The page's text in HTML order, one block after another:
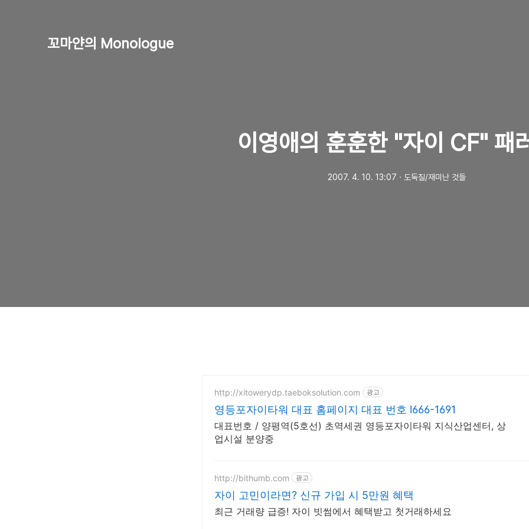
꼬마얀의 Monologue
이영애의 훈훈한 "자이 CF" 패
2007. 4. 10. 13:07 ㆍ 도둑질/재미난 것들
http://xitowerydp.taeboksolution.com 광고
영등포자이타워 대표 홈페이지 대표 번호 l666-1691
대표번호 / 양평역(5호선) 초역세권 영등포자이타워 지식산업센터, 상
업시설 분양중
http://bithumb.com 광고
자이 고민이라면? 신규 가입 시 5만원 혜택
최근 거래량 급증! 자이 빗썸에서 혜택받고 첫거래하세요